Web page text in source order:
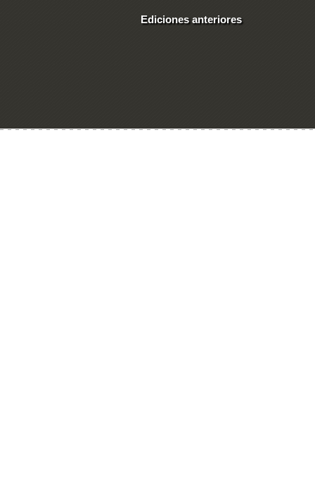
Ediciones anteriores